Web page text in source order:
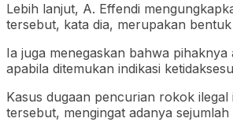
Lebih lanjut, A. Effendi
tersebut, kata dia, merupakan
Ia juga menegaskan bahwa
apabila ditemukan indikasi
Kasus dugaan pencurian rokok
tersebut, mengingat adanya